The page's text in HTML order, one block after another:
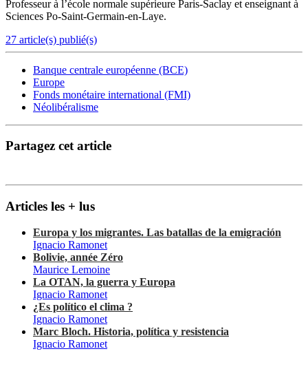
Professeur à l’école normale supérieure Paris-Saclay et enseignant à
Sciences Po-Saint-Germain-en-Laye.
27 article(s) publié(s)
Banque centrale européenne (BCE)
Europe
Fonds monétaire international (FMI)
Néolibéralisme
Partagez cet article
Articles les + lus
Europa y los migrantes. Las batallas de la emigración
Ignacio Ramonet
Bolivie, année Zéro
Maurice Lemoine
La OTAN, la guerra y Europa
Ignacio Ramonet
¿Es político el clima ?
Ignacio Ramonet
Marc Bloch. Historia, política y resistencia
Ignacio Ramonet